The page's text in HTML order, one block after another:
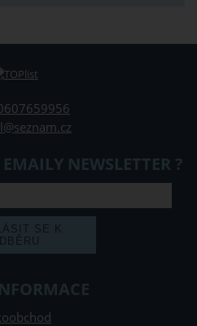
NEWSLETTER ?